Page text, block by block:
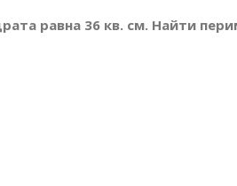
равна 36 кв. см. Найти